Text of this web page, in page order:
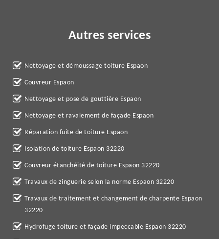
Autres services
Nettoyage et démoussage toiture Espaon
Couvreur Espaon
Nettoyage et pose de gouttière Espaon
Nettoyage et ravalement de façade Espaon
Réparation fuite de toiture Espaon
Isolation de toiture Espaon 32220
Couvreur étanchéité de toiture Espaon 32220
Travaux de zinguerie selon la norme Espaon 32220
Travaux de traitement et changement de charpente Espaon
32220
Hydrofuge toiture et façade impeccable Espaon 32220